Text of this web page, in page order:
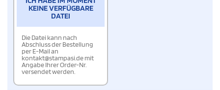
KEINE VERFÜGBARE
DATEI
Die Datei kann nach
Abschluss der Bestellung
per E-Mail an
kontakt@stampasi.de mit
Angabe Ihrer Order-Nr.
versendet werden.